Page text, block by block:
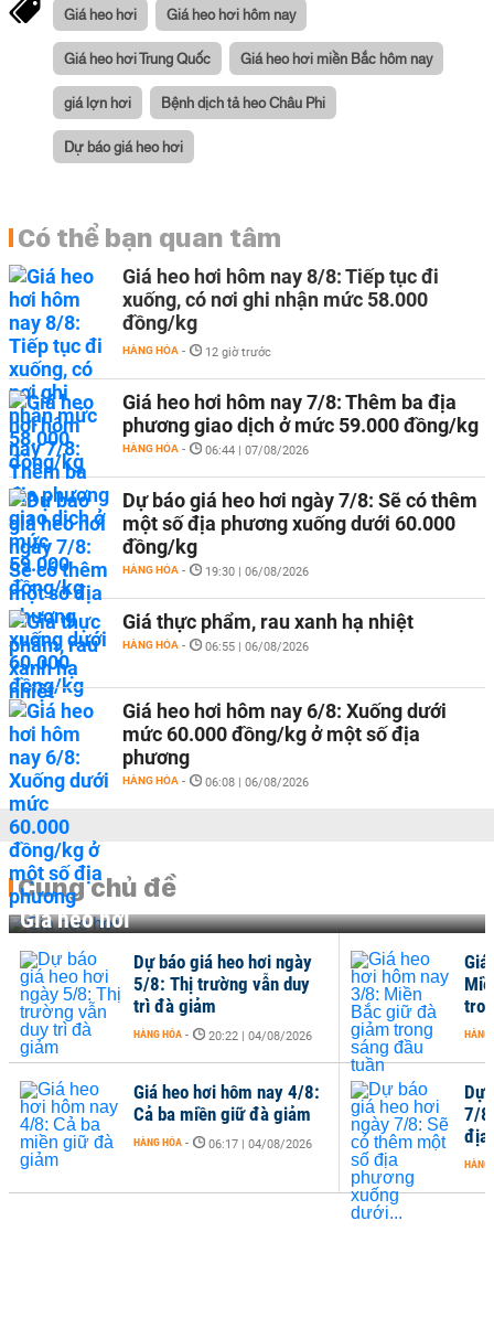
Giá heo hơi Giá heo hơi hôm nay
Giá heo hơi Trung Quốc Giá heo hơi miền Bắc hôm nay
giá lợn hơi Bệnh dịch tả heo Châu Phi
Dự báo giá heo hơi
Có thể bạn quan tâm
Giá heo hơi hôm nay 8/8: Tiếp tục đi
xuống, có nơi ghi nhận mức 58.000
đồng/kg
HÀNG HÓA - 12 giờ trước
Giá heo hơi hôm nay 7/8: Thêm ba địa
phương giao dịch ở mức 59.000 đồng/kg
HÀNG HÓA - 06:44 | 07/08/2026
Dự báo giá heo hơi ngày 7/8: Sẽ có thêm
một số địa phương xuống dưới 60.000
đồng/kg
HÀNG HÓA - 19:30 | 06/08/2026
Giá thực phẩm, rau xanh hạ nhiệt
HÀNG HÓA - 06:55 | 06/08/2026
Giá heo hơi hôm nay 6/8: Xuống dưới
mức 60.000 đồng/kg ở một số địa
phương
HÀNG HÓA - 06:08 | 06/08/2026
Cùng chủ đề
Giá heo hơi
Dự
7/
địa
HÀNG
Dự báo giá heo hơi ngày
5/8: Thị trường vẫn duy
trì đà giảm
HÀNG HÓA - 20:22 | 04/08/2026
Giá heo hơi hôm nay 4/8:
Cả ba miền giữ đà giảm
HÀNG HÓA - 06:17 | 04/08/2026
HÀNG